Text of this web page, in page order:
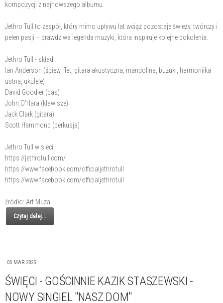
kompozycji z najnowszego albumu.
Jethro Tull to zespół, który mimo upływu lat wciąż pozostaje świeży, twórczy i
pełen pasji – prawdziwa legenda muzyki, która inspiruje kolejne pokolenia.
Jethro Tull - skład:
Ian Anderson (śpiew, flet, gitara akustyczna, mandolina, buzuki, harmonijka
ustna, ukulele)
David Goodier (bas)
John O'Hara (klawisze)
Jack Clark (gitara)
Scott Hammond (perkusja)
Jethro Tull w sieci:
https://jethrotull.com/
https://www.facebook.com/officialjethrotull
https://www.facebook.com/officialjethrotull
źródło: Art Muza
Czytaj dalej...
05 MAR 2025
ŚWIĘCI - GOŚCINNIE KAZIK STASZEWSKI -
NOWY SINGIEL "NASZ DOM"